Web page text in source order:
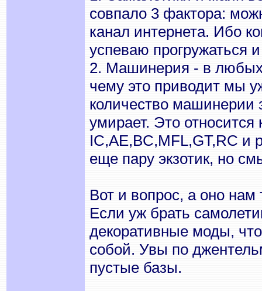
совпало 3 фактора:
канал интернета. Ибо
успеваю прогружаться
2. Машинерия - в любых
чему это приводит мы
количество машинерии
умирает. Это
IC,AE,BC,MFL,GT,RC и
еще пару экзотик, но
Вот и вопрос, а оно нам
Если уж брать
декоративные моды,
собой. Увы по
пустые базы.